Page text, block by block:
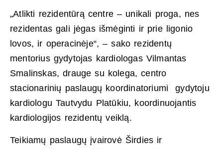
„Atlikti rezidentūrą centre – unikali proga, nes
rezidentas gali jėgas išmėginti ir prie ligonio
lovos, ir operacinėje“, – sako rezidentų
mentorius gydytojas kardiologas Vilmantas
Smalinskas, drauge su kolega, centro
stacionarinių paslaugų koordinatoriumi gydytoju
kardiologu Tautvydu Platūkiu, koordinuojantis
kardiologijos rezidentų veiklą.
Teikiamų paslaugų įvairovė Širdies ir